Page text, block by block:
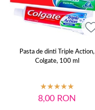
Pasta de dinti Triple Action,
Colgate, 100 ml
8,00 RON